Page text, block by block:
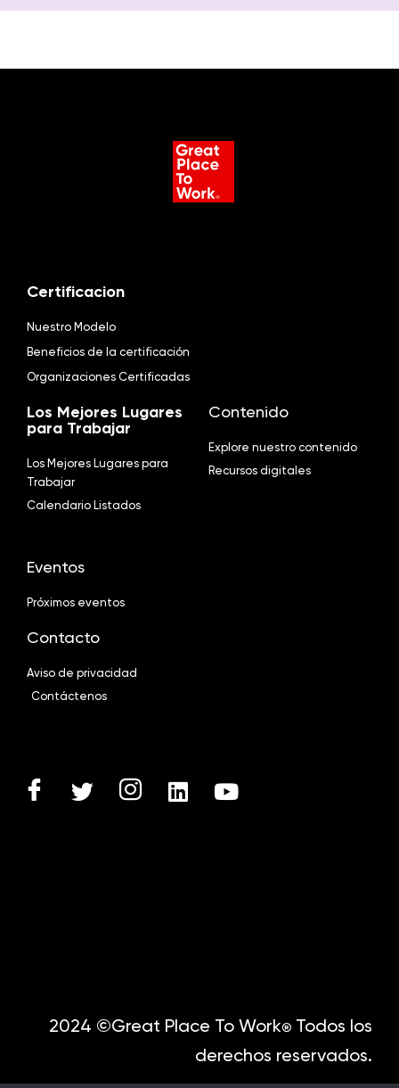
Certificacion
Nuestro Modelo
Beneficios de la certificación
Organizaciones Certificadas
Los Mejores Lugares
para Trabajar
Los Mejores Lugares para
Trabajar
Calendario Listados
Contenido
Explore nuestro contenido
Recursos digitales
Eventos
Próximos eventos
Contacto
Aviso de privacidad
Contáctenos
2024 ©Great Place To Work® Todos los
derechos reservados.